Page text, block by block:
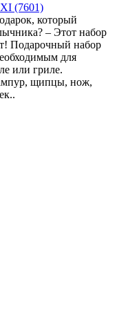
(7601)
который
– Этот набор
Подарочный набор
для
или гриле.
щипцы, нож,